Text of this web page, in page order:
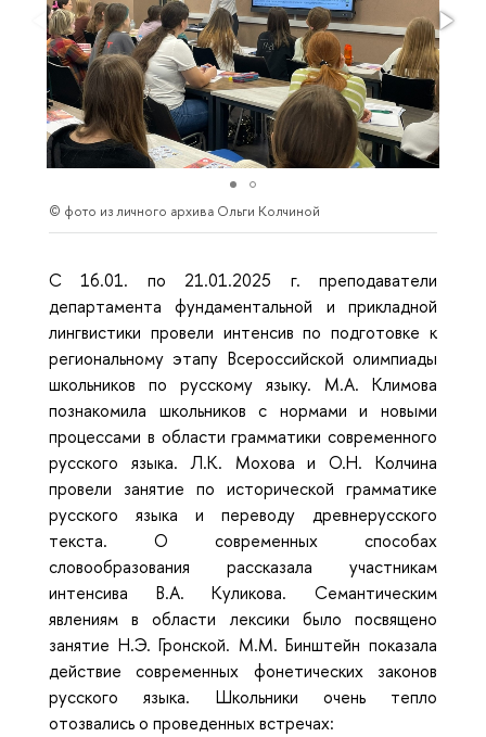
© фото из личного архива Ольги Колчиной
С 16.01. по 21.01.2025 г. преподаватели
департамента фундаментальной и прикладной
лингвистики провели интенсив по подготовке к
региональному этапу Всероссийской олимпиады
школьников по русскому языку. М.А. Климова
познакомила школьников с нормами и новыми
процессами в области грамматики современного
русского языка. Л.К. Мохова и О.Н. Колчина
провели занятие по исторической грамматике
русского языка и переводу древнерусского
текста. О современных способах
словообразования рассказала участникам
интенсива В.А. Куликова. Семантическим
явлениям в области лексики было посвящено
занятие Н.Э. Гронской. М.М. Бинштейн показала
действие современных фонетических законов
русского языка. Школьники очень тепло
отозвались о проведенных встречах: